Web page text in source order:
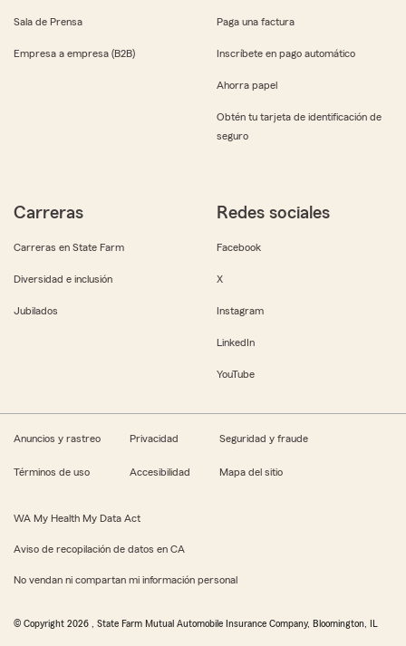
Sala de Prensa
Empresa a empresa (B2B)
Paga una factura
Inscríbete en pago automático
Ahorra papel
Obtén tu tarjeta de identificación de
seguro
Carreras
Carreras en State Farm
Diversidad e inclusión
Jubilados
Redes sociales
Facebook
X
Instagram
LinkedIn
YouTube
Anuncios y rastreo Privacidad Seguridad y fraude
Términos de uso Accesibilidad Mapa del sitio
WA My Health My Data Act
Aviso de recopilación de datos en CA
No vendan ni compartan mi información personal
© Copyright 2026 , State Farm Mutual Automobile Insurance Company, Bloomington, IL